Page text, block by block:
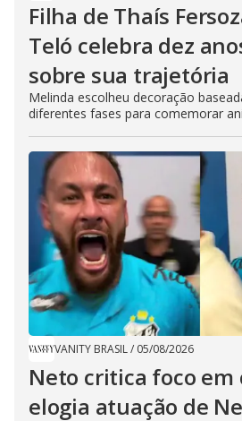
Filha de Thaís
Teló celebra dez
sobre sua trajetória
Melinda escolheu decoração
diferentes fases para comemorar
VANITY BRASIL/ 05/08/2026
Neto critica foco em
elogia atuação de